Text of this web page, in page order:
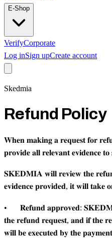
E-Shop
VerifyCorporate
Log inSign upCreate account
Skedmia
Refund Policy
𝐖𝐡𝐞𝐧 𝐦𝐚𝐤𝐢𝐧𝐠 𝐚 𝐫𝐞𝐪𝐮𝐞𝐬𝐭 𝐟𝐨𝐫
𝐩𝐫𝐨𝐯𝐢𝐝𝐞 𝐚𝐥𝐥 𝐫𝐞𝐥𝐞𝐯𝐚𝐧𝐭 𝐞𝐯𝐢𝐝𝐞𝐧𝐜𝐞
𝐒𝐊𝐄𝐃𝐌𝐈𝐀 𝐰𝐢𝐥𝐥 𝐫𝐞𝐯𝐢𝐞𝐰 𝐭𝐡𝐞
𝐞𝐯𝐢𝐝𝐞𝐧𝐜𝐞 𝐩𝐫𝐨𝐯𝐢𝐝𝐞𝐝, 𝐢𝐭 𝐰𝐢𝐥𝐥 𝐭𝐚𝐤𝐞
•
𝐑𝐞𝐟𝐮𝐧𝐝 𝐚𝐩𝐩𝐫𝐨𝐯𝐞𝐝:
𝐭𝐡𝐞 𝐫𝐞𝐟𝐮𝐧𝐝 𝐫𝐞𝐪𝐮𝐞𝐬𝐭, 𝐚𝐧𝐝 𝐢𝐟 𝐭𝐡𝐞
𝐰𝐢𝐥𝐥 𝐛𝐞 𝐞𝐱𝐞𝐜𝐮𝐭𝐞𝐝 𝐛𝐲 𝐭𝐡𝐞